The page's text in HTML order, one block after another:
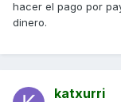
hacer el pago por
dinero.
katxurri